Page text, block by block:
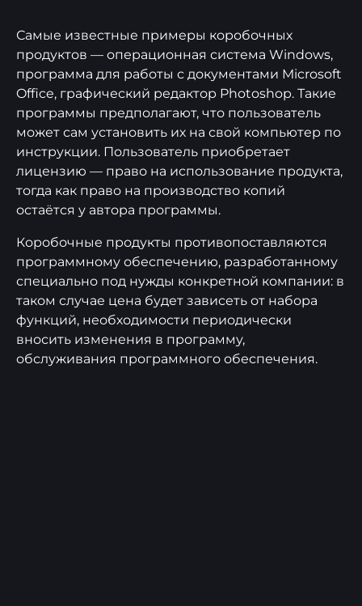
Самые известные примеры коробочных
продуктов — операционная система Windows,
программа для работы с документами Microsoft
Office, графический редактор Photoshop. Такие
программы предполагают, что пользователь
может сам установить их на свой компьютер по
инструкции. Пользователь приобретает
лицензию — право на использование продукта,
тогда как право на производство копий
остаётся у автора программы.
Коробочные продукты противопоставляются
программному обеспечению, разработанному
специально под нужды конкретной компании: в
таком случае цена будет зависеть от набора
функций, необходимости периодически
вносить изменения в программу,
обслуживания программного обеспечения.